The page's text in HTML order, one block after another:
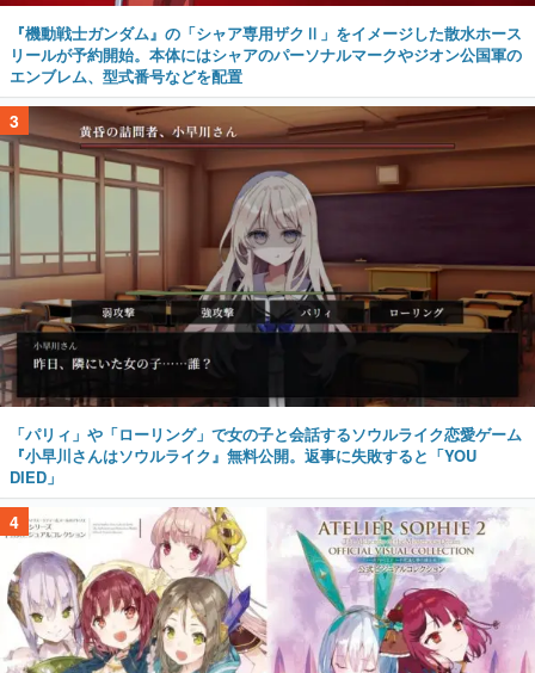
『機動戦士ガンダム』の「シャア専用ザクⅡ」をイメージした散水ホース
リールが予約開始。本体にはシャアのパーソナルマークやジオン公国軍の
エンブレム、型式番号などを配置
3
「パリィ」や「ローリング」で女の子と会話するソウルライク恋愛ゲーム
『小早川さんはソウルライク』無料公開。返事に失敗すると「YOU
DIED」
4